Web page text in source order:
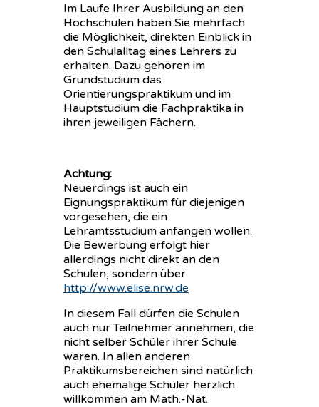
Im Laufe Ihrer Ausbildung an den
Hochschulen haben Sie mehrfach
die Möglichkeit, direkten Einblick in
den Schulalltag eines Lehrers zu
erhalten. Dazu gehören im
Grundstudium das
Orientierungspraktikum und im
Hauptstudium die Fachpraktika in
ihren jeweiligen Fächern.
Achtung:
Neuerdings ist auch ein
Eignungspraktikum für diejenigen
vorgesehen, die ein
Lehramtsstudium anfangen wollen.
Die Bewerbung erfolgt hier
allerdings nicht direkt an den
Schulen, sondern über
http://www.elise.nrw.de
In diesem Fall dürfen die Schulen
auch nur Teilnehmer annehmen, die
nicht selber Schüler ihrer Schule
waren. In allen anderen
Praktikumsbereichen sind natürlich
auch ehemalige Schüler herzlich
willkommen am Math.-Nat.